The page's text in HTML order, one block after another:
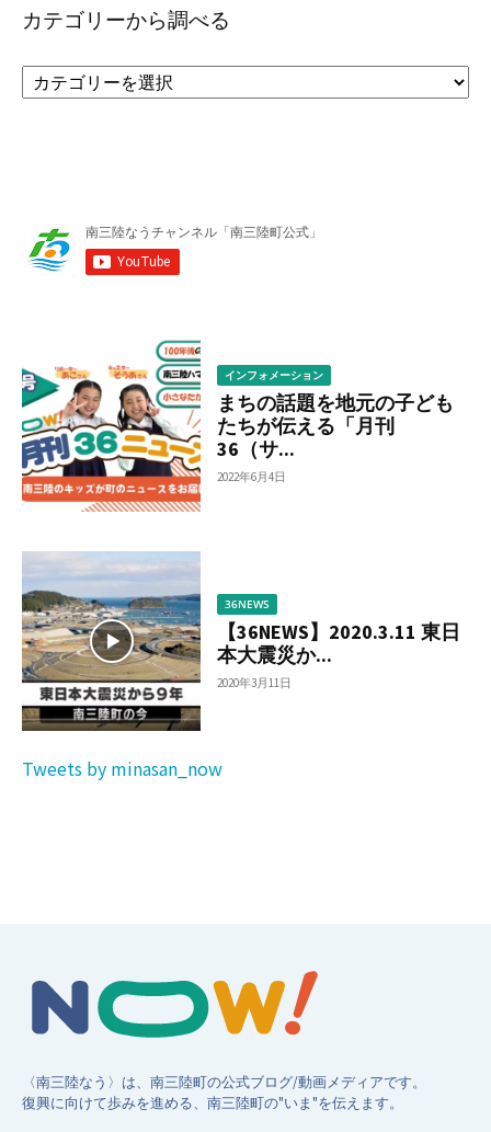
カテゴリーから調べる
カ
テ
ら
調
インフォメーション
まちの話題を地元の子ども
たちが伝える「月刊
36（サ...
2022年6月4日
36NEWS
【36NEWS】2020.3.11 東日
本大震災か...
2020年3月11日
Tweets by minasan_now
〈南三陸なう〉は、南三陸町の公式ブログ/動画メディアです。
復興に向けて歩みを進める、南三陸町の"いま"を伝えます。